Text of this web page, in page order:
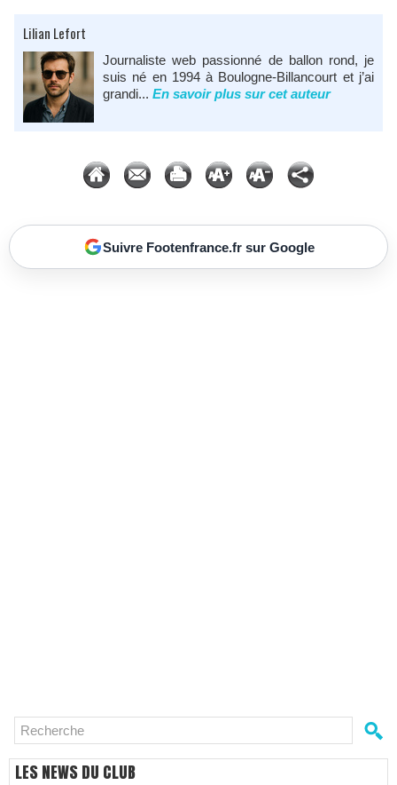
Lilian Lefort
Journaliste web passionné de ballon rond, je
suis né en 1994 à Boulogne-Billancourt et j’ai
grandi... En savoir plus sur cet auteur
Suivre Footenfrance.fr sur Google
LES NEWS DU CLUB